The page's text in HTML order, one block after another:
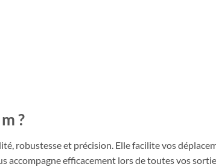
?
robustesse et précision. Elle facilite vos
accompagne efficacement lors de toutes vos